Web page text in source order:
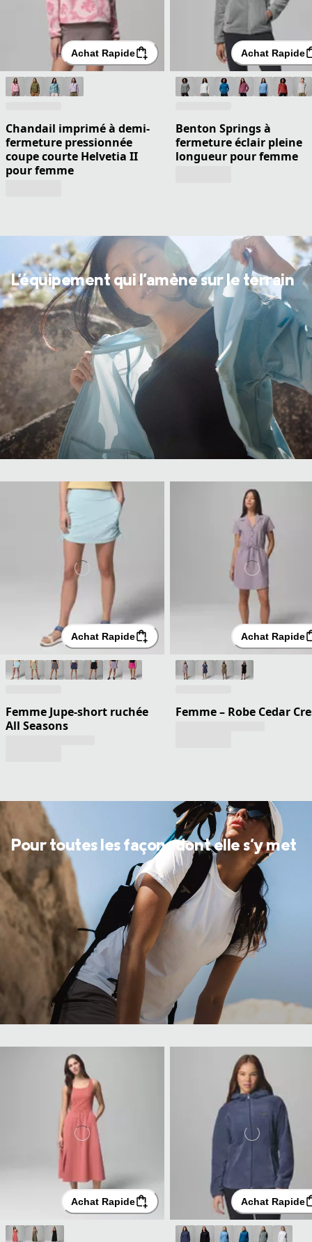
Achat Rapide
Chandail imprimé à demi-
fermeture pressionnée
coupe courte Helvetia II
pour femme
Achat Rapide
Benton Springs à
fermeture éclair pleine
longueur pour femme
L'équipement qui l'amène sur le terrain
Achat Rapide
Femme Jupe-short ruchée
All Seasons
Achat Rapide
Femme – Robe Cedar
Pour toutes les façons dont elle s'y met
Achat Rapide Achat Rapide